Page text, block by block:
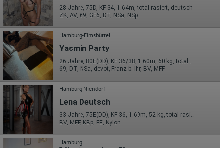
Erhobene Informationen zum Besucherverhalten sind folgende:
Herkunft (Land und Stadt)
Sprache
Betriebssystem
Gerät (PC, Tablet-PC oder Smartphone)
Browser und alle verwendeten Add-ons
Auflösung des Computers
Besucherquelle (Facebook, Suchmaschine oder
Welche Dateien wurden heruntergeladen?
Welche Videos angeschaut?
Wurden Werbebanner angeklickt?
Wohin ging der Besucher? Klickte er auf weitere Seiten des
Portals oder hat er sie komplett verlassen?
Wie lange blieb der Besucher?
Ort der Verarbeitung:
28 Jahre, 75D, KF 34, 1.64m, total rasiert, deutsch
ZK, AV, 69, GF6, DT, NSa, NSp
Hamburg-Eimsbüttel
Yasmin Party
26 Jahre, 80E(DD), KF 36/38, 1.60m, 60 kg, total rasiert, karibisch
69, DT, NSa, devot, Franz b. Ihr, BV, MFF
Hamburg Niendorf
Lena Deutsch
33 Jahre, 75E(DD), KF 36, 1.69m, 52 kg, total rasiert, deutsch
BV, MFF, KBp, FE, Nylon
Hamburg